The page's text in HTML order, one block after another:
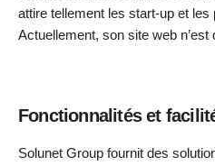
attire tellement les start-up et les
Actuellement, son site web n’est
Fonctionnalités et
Solunet Group fournit des